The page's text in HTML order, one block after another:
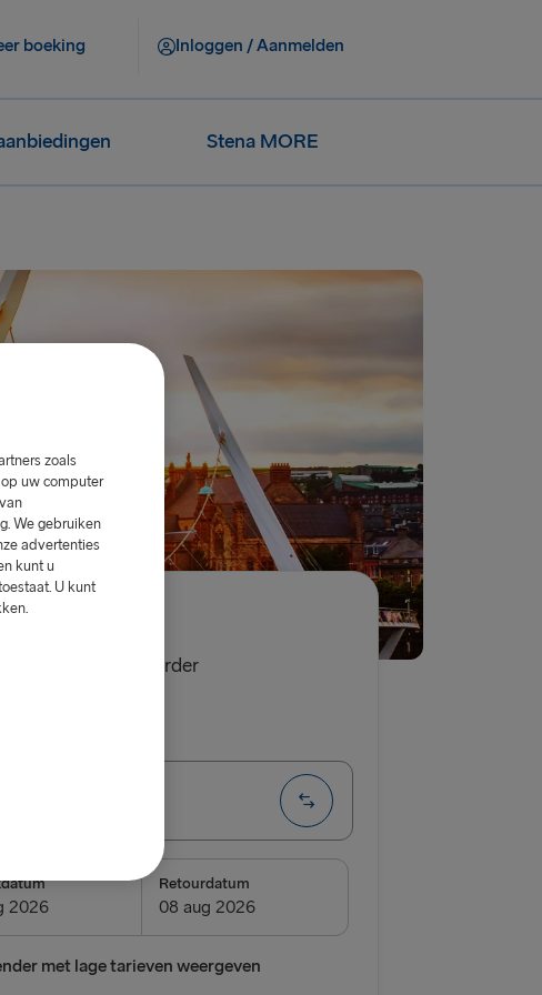
boeking Inloggen / Aanmelden
Stena MORE
auto met bestuurder
Holland → Harwich
→ Hoek van Holland
Retourdatum
met lage tarieven weergeven
zoals
uw computer
We gebruiken
advertenties
kunt u
U kunt